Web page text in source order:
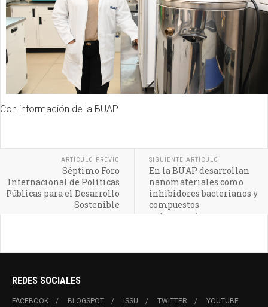
Con información de la BUAP
ARTÍCULO PREVIO
Séptimo Foro
Internacional de Políticas
Públicas para el Desarrollo
Sostenible
SIGUIENTE ARTÍCULO
En la BUAP desarrollan
nanomateriales como
inhibidores bacterianos y
compuestos
anticancerígenos
REDES SOCIALES
FACEBOOK BLOGSPOT ISSU TWITTER YOUTUBE